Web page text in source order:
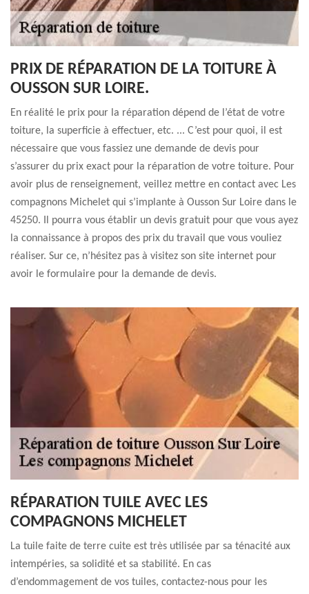
PRIX DE RÉPARATION DE LA TOITURE À
OUSSON SUR LOIRE.
En réalité le prix pour la réparation dépend de l’état de votre
toiture, la superficie à effectuer, etc. ... C’est pour quoi, il est
nécessaire que vous fassiez une demande de devis pour
s’assurer du prix exact pour la réparation de votre toiture. Pour
avoir plus de renseignement, veillez mettre en contact avec Les
compagnons Michelet qui s’implante à Ousson Sur Loire dans le
45250. Il pourra vous établir un devis gratuit pour que vous ayez
la connaissance à propos des prix du travail que vous vouliez
réaliser. Sur ce, n’hésitez pas à visitez son site internet pour
avoir le formulaire pour la demande de devis.
RÉPARATION TUILE AVEC LES
COMPAGNONS MICHELET
La tuile faite de terre cuite est très utilisée par sa ténacité aux
intempéries, sa solidité et sa stabilité. En cas
d’endommagement de vos tuiles, contactez-nous pour les